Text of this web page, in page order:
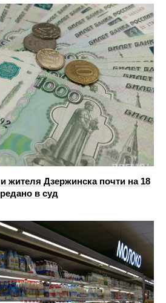
жителя Дзержинска почти на 18
в суд